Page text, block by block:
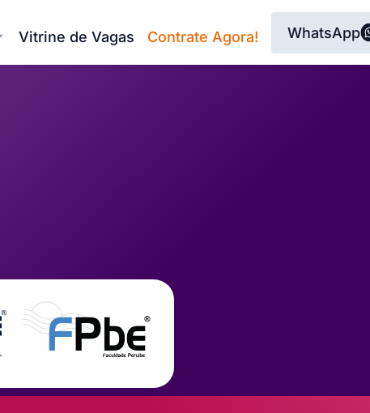
Vitrine de Vagas Contrate Agora! WhatsApp